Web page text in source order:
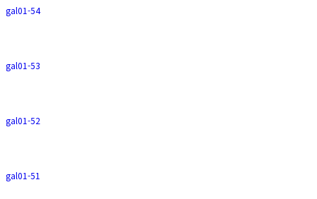
gal01-54
gal01-53
gal01-52
gal01-51